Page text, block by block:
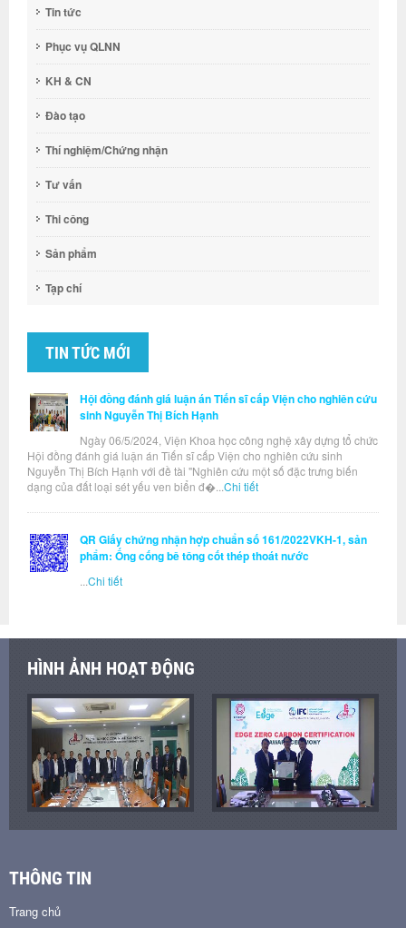
Tin tức
Phục vụ QLNN
KH & CN
Đào tạo
Thí nghiệm/Chứng nhận
Tư vấn
Thi công
Sản phẩm
Tạp chí
TIN TỨC MỚI
Hội đồng đánh giá luận án Tiến sĩ cấp Viện cho nghiên cứu
sinh Nguyễn Thị Bích Hạnh
Ngày 06/5/2024, Viện Khoa học công nghệ xây dựng tổ chức
Hội đồng đánh giá luận án Tiến sĩ cấp Viện cho nghiên cứu sinh
Nguyễn Thị Bích Hạnh với đề tài "Nghiên cứu một số đặc trưng biến
dạng của đất loại sét yếu ven biển đ�... Chi tiết
QR Giấy chứng nhận hợp chuẩn số 161/2022VKH-1, sản
phẩm: Ống cống bê tông cốt thép thoát nước
Chi tiết
HÌNH ẢNH HOẠT ĐỘNG
THÔNG TIN
Trang chủ